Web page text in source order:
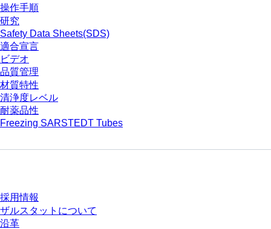
操作手順
研究
Safety Data Sheets(SDS)
適合宣言
ビデオ
品質管理
材質特性
清浄度レベル
耐薬品性
Freezing SARSTEDT Tubes
採用情報
ザルスタットについて
沿革